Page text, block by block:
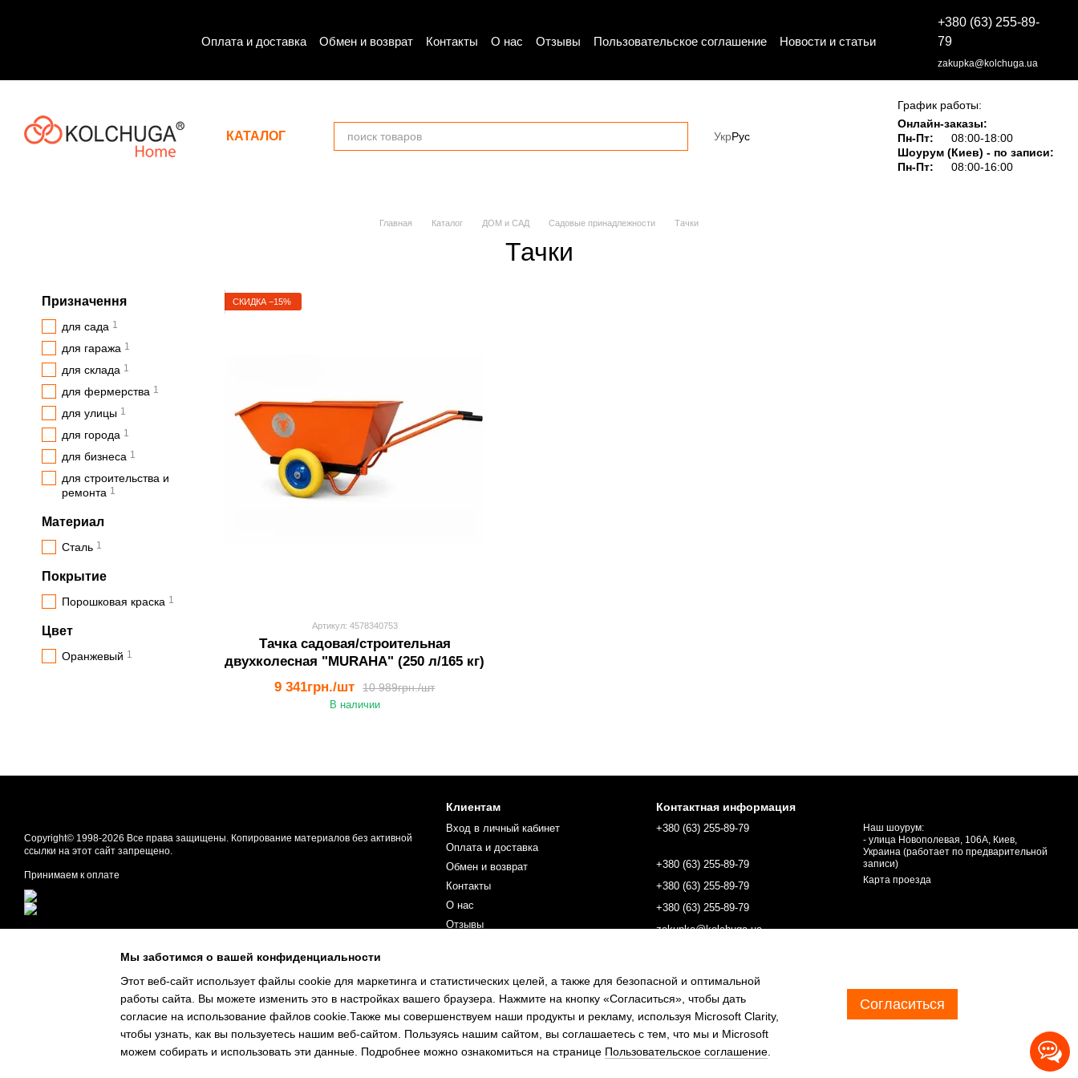
Оплата и доставка Обмен и возврат Контакты О нас Отзывы Пользовательское соглашение Новости и статьи
+380 (63) 255-89-
79
zakupka@kolchuga.ua
КАТАЛОГ УкрРус
График работы:
Онлайн-заказы:
Пн-Пт:
08:00-18:00
Шоурум (Киев) - по записи:
Пн-Пт:
08:00-16:00
Главная Каталог ДОМ и САД Садовые принадлежности Тачки
Тачки
СКИДКА −15%
Артикул: 4578340753
Тачка садовая/строительная
двухколесная "MURAHA" (250 л/165 кг)
10 989грн./шт
9 341грн./шт
В наличии
Призначення
для сада 1
для гаража 1
для склада 1
для фермерства 1
для улицы 1
для города 1
для бизнеса 1
для строительства и
ремонта 1
Материал
Сталь 1
Покрытие
Порошковая краска 1
Цвет
Оранжевый 1
Copyright© 1998-2026 Все права защищены. Копирование материалов без активной
ссылки на этот сайт запрещено.
Принимаем к оплате
Клиентам
Вход в личный кабинет
Оплата и доставка
Обмен и возврат
Контакты
О нас
Отзывы
Мы в соцсетях
Контактная информация
+380 (63) 255-89-79
+380 (63) 255-89-79
+380 (63) 255-89-79
+380 (63) 255-89-79
zakupka@kolchuga.ua
Наш шоурум:
- улица Новополевая, 106А, Киев,
Украина (работает по предварительной
записи)
Карта проезда
Мы заботимся о вашей конфиденциальности
Этот веб-сайт использует файлы cookie для маркетинга и статистических целей, а также для безопасной и оптимальной
работы сайта. Вы можете изменить это в настройках вашего браузера. Нажмите на кнопку «Согласиться», чтобы дать
согласие на использование файлов cookie.Также мы совершенствуем наши продукты и рекламу, используя Microsoft Clarity,
чтобы узнать, как вы пользуетесь нашим веб-сайтом. Пользуясь нашим сайтом, вы соглашаетесь с тем, что мы и Microsoft
можем собирать и использовать эти данные. Подробнее можно ознакомиться на странице Пользовательское соглашение
Согласиться